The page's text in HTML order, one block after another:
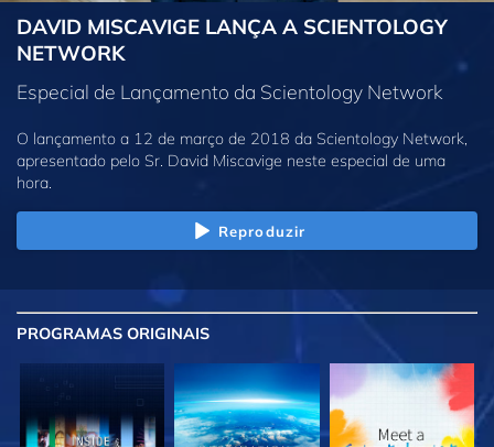
DAVID MISCAVIGE LANÇA A SCIENTOLOGY
NETWORK
Especial de Lançamento da Scientology Network
O lançamento a 12 de março de 2018 da Scientology Network,
apresentado pelo Sr. David Miscavige neste especial de uma
hora.
Reproduzir
PROGRAMAS ORIGINAIS